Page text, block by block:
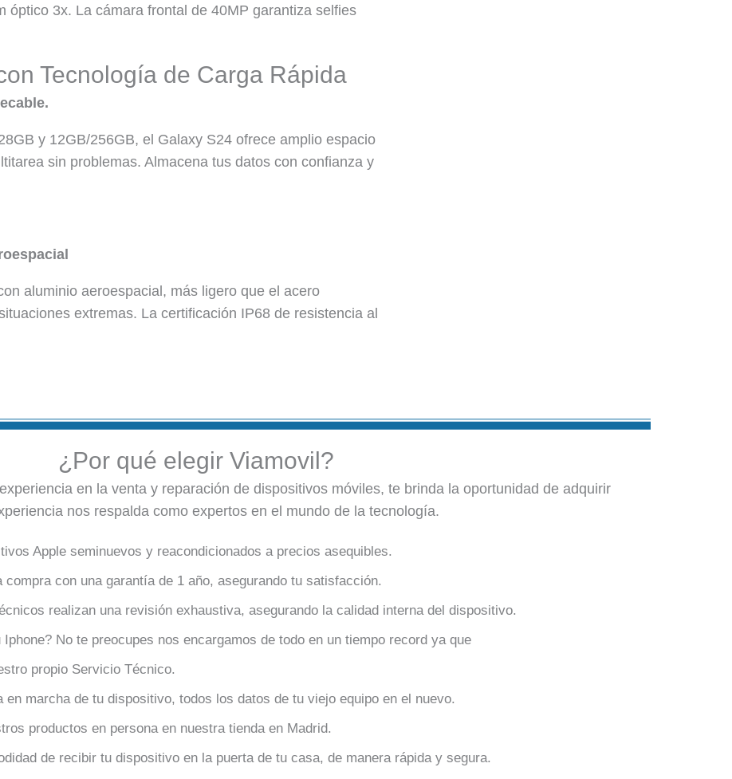
óptico 3x. La cámara frontal de 40MP garantiza selfies
Tecnología de Carga Rápida
y 12GB/256GB, el Galaxy S24 ofrece amplio espacio
sin problemas. Almacena tus datos con confianza y
aluminio aeroespacial, más ligero que el acero
extremas. La certificación IP68 de resistencia al
¿Por qué elegir Viamovil?
en la venta y reparación de dispositivos móviles, te brinda la oportunidad de adquirir
nos respalda como expertos en el mundo de la tecnología.
Apple seminuevos y reacondicionados a precios asequibles.
compra con una garantía de 1 año, asegurando tu satisfacción.
realizan una revisión exhaustiva, asegurando la calidad interna del dispositivo.
No te preocupes nos encargamos de todo en un tiempo record ya que
propio Servicio Técnico.
en marcha de tu dispositivo, todos los datos de tu viejo equipo en el nuevo.
productos en persona en nuestra tienda en Madrid.
de recibir tu dispositivo en la puerta de tu casa, de manera rápida y segura.